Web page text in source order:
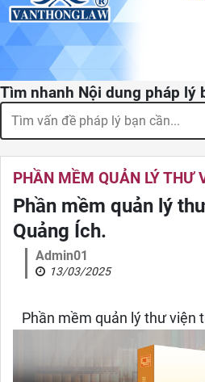
Tìm nhanh Nội dung pháp lý
PHẦN MỀM QUẢN LÝ THƯ
Phần mềm quản lý
Quảng Ích.
Admin01
13/03/2025
Phần mềm quản lý thư viện